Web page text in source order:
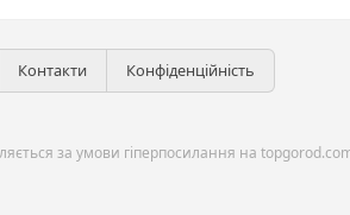
Контакти Конфіденційність
за умови гіперпосилання на